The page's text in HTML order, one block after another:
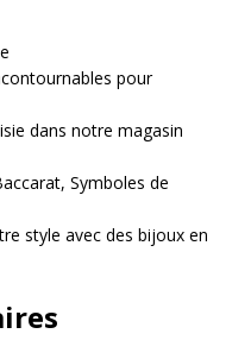
pour
dans notre magasin
Symboles de
style avec des bijoux en